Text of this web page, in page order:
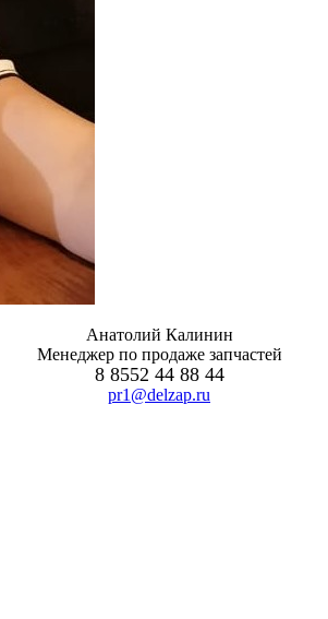
Анатолий Калинин
Менеджер по продаже запчастей
8 8552 44 88 44
pr1@delzap.ru